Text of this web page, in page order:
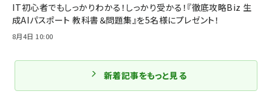
IT初心者でもしっかりわかる！しっかり受かる！『徹底攻略Biz 生
成AIパスポート 教科書＆問題集』を5名様にプレゼント！
8月4日 10:00
新着記事をもっと見る